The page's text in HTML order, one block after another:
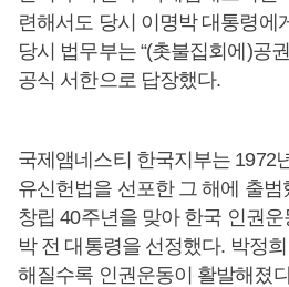
련해서도 당시 이명박 대통령에
당시 법무부는 “(촛불집회에)공
공식 서한으로 답장했다.
국제앰네스티 한국지부는 1972
유신헌법을 선포한 그 해에 출
창립 40주년을 맞아 한국 인권
박 전 대통령을 선정했다. 박정
해질수록 인권운동이 활발해졌